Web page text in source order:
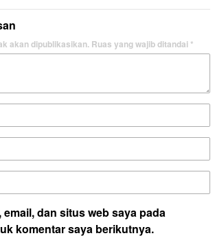
akan dipublikasikan. Ruas yang wajib ditandai*
email, dan situs web saya pada
komentar saya berikutnya.